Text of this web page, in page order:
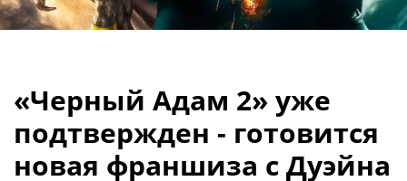
«Черный Адам 2» уже
подтвержден - готовится
новая франшиза с Дуэйна